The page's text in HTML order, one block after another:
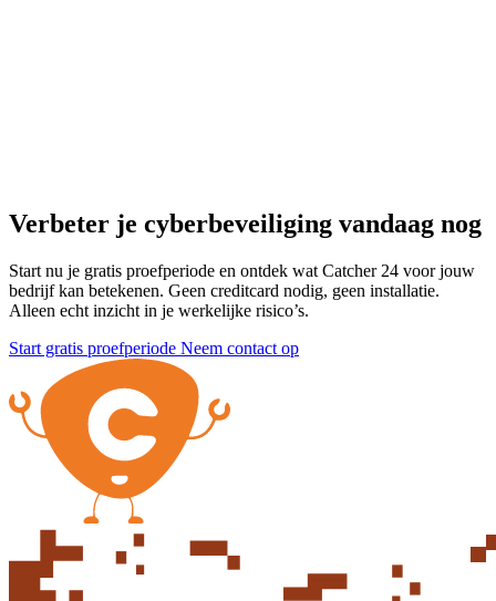
Verbeter je cyberbeveiliging vandaag nog
Start nu je gratis proefperiode en ontdek wat Catcher 24 voor jouw
bedrijf kan betekenen. Geen creditcard nodig, geen installatie.
Alleen echt inzicht in je werkelijke risico’s.
Start gratis proefperiode Neem contact op